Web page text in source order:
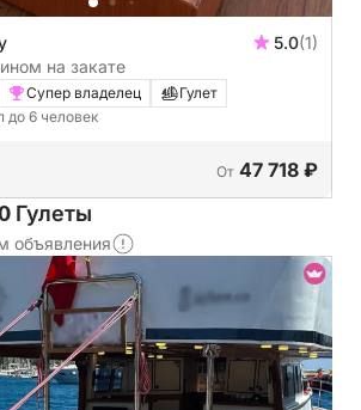
5.0(1)
на закате
Супер владелец
Гулет
до 6 человек
От 47 718 ₽
Гулеты
объявления